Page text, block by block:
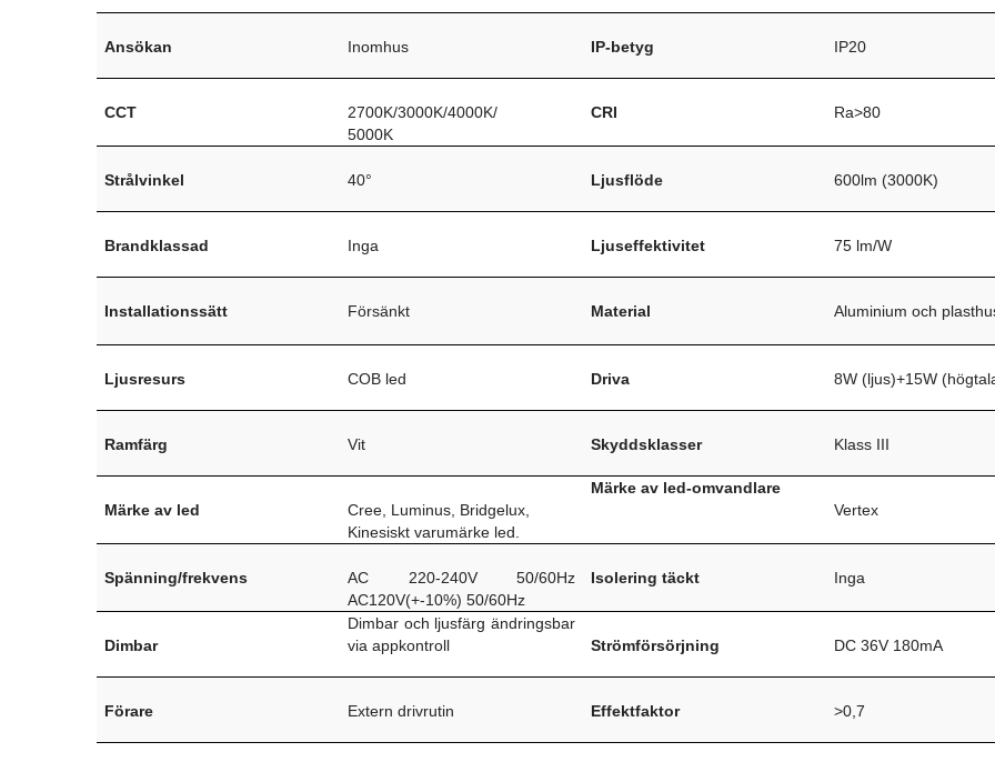
Ansökan Inomhus IP-betyg IP20
CCT
2700K/3000K/4000K/
5000K
CRI Ra>80
Strålvinkel 40° Ljusflöde 600lm (3000K)
Brandklassad Inga Ljuseffektivitet 75 lm/W
Installationssätt Försänkt Material Aluminium och
Ljusresurs COB led Driva 8W (ljus)+15W
Ramfärg Vit Skyddsklasser Klass III
Märke av led
Cree, Luminus, Bridgelux,
Kinesiskt varumärke led.
Märke av led-omvandlare
Vertex
Spänning/frekvens
AC 220-240V 50/60Hz
AC120V(+-10%) 50/60Hz
Isolering täckt Inga
Dimbar
Dimbar och ljusfärg ändringsbar
via appkontroll
Strömförsörjning DC 36V 180mA
Förare Extern drivrutin Effektfaktor >0,7